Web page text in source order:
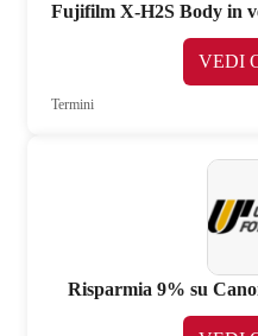
Fujifilm X-H2S Body in
VEDI
Termini
Risparmia 9% su